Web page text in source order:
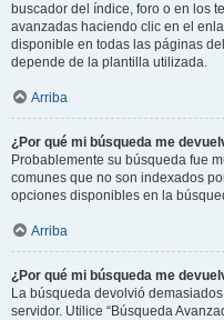
buscador del índice, foro o en los
avanzadas haciendo clic en el
disponible en todas las páginas
depende de la plantilla utilizada.
Arriba
¿Por qué mi búsqueda me
Probablemente su búsqueda fue
comunes que no son indexados
opciones disponibles en la
Arriba
¿Por qué mi búsqueda me
La búsqueda devolvió
servidor. Utilice “Búsqueda